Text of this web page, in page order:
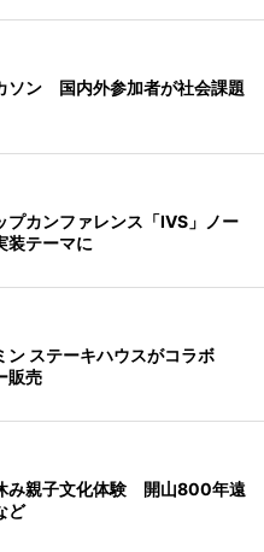
ソン 国内外参加者が社会課題
プカンファレンス「IVS」ノー
装テーマに
ン ステーキハウスがコラボ
販売
み親子文化体験 開山800年遠
ど